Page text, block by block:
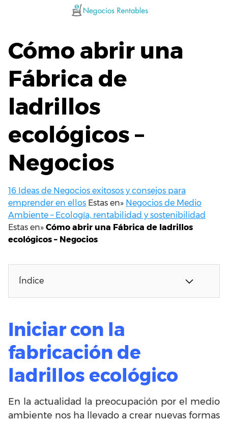
Cómo abrir una
Fábrica de
ladrillos
ecológicos –
Negocios
16 Ideas de Negocios exitosos y consejos para
emprender en ellos Estas en» Negocios de Medio
Ambiente – Ecología, rentabilidad y sostenibilidad
Estas en» Cómo abrir una Fábrica de ladrillos
ecológicos – Negocios
Índice
Iniciar con la
fabricación de
ladrillos ecológico
En la actualidad la preocupación por el medio
ambiente nos ha llevado a crear nuevas formas